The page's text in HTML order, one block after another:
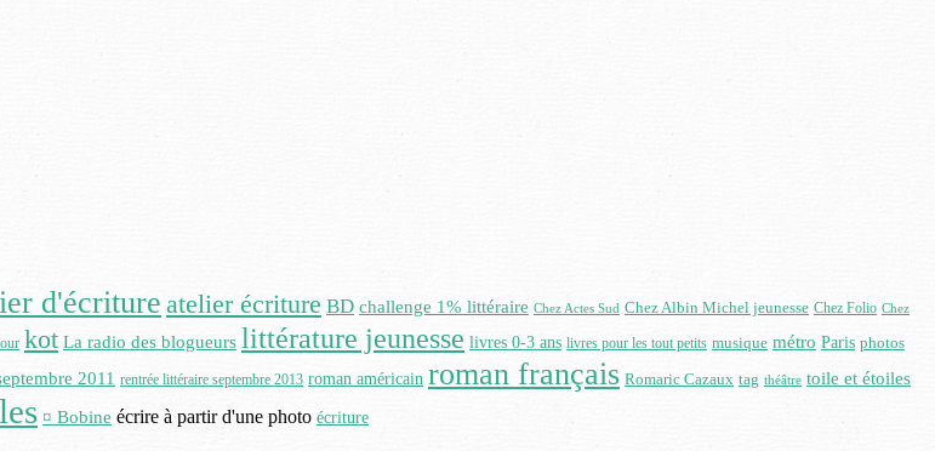
d'écriture atelier écriture BD challenge 1% littéraire Chez Actes Sud Chez Albin Michel jeunesse Chez Folio Chez
kot La radio des blogueurs littérature jeunesse livres 0-3 ans livres pour les tout petits musique métro Paris photos
2011 rentrée littéraire septembre 2013 roman américain roman français Romaric Cazaux tag théâtre toile et étoiles
¤ Bobine écrire à partir d'une photo écriture